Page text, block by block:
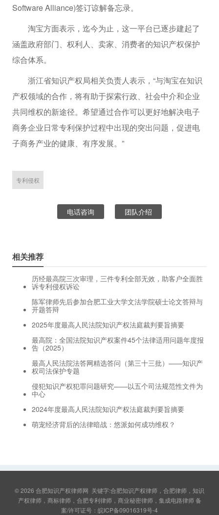
Software Alliance)签订谅解备忘录。
淘宝方面表示，迄今为止，这一平台已逐步建起了
涵盖政府部门、权利人、卖家、消费者的知识产权保护
综合体系。
浙江省知识产权局相关负责人表示，“与淘宝在知识
产权领域的合作，将有助于探索行政、社会中介和企业
共同维权的新途径。希望通过合作可以更好地解决电子
商务企业日常专利保护过程中出现的突出问题，促进电
子商务产业的健康、有序发展。”
专利侵权
电话咨询 团队介绍
相关推荐
历经最高院三次审理，三件专利全部无效，助客户全面胜
诉专利侵权诉讼
陈军律师先后参加合肥工业大学文法学院硕士论文答辩与
开题答辩
2025年度最高人民法院知识产权法庭裁判要旨摘要
最高院：全国法院知识产权案件45个法律适用问题年度报
告（2025）
最高人民法院法答网精选答问（第三十三批）——知识产
权司法保护专题
侵犯知识产权犯罪问题研究——以五个司法规范性文件为
中心
2024年度最高人民法院知识产权法庭裁判要旨摘要
萌宠经济背后的法律暗战：悠派如何成功维权？
© 2026 合肥知识产权律师网 关键字:合肥知识产权律师，合肥律师，知识
产权律师，商标律师，合肥专利律师，商业秘密律师，集成电路律师 备
案/许可证号： 皖ICP备09016319号-4